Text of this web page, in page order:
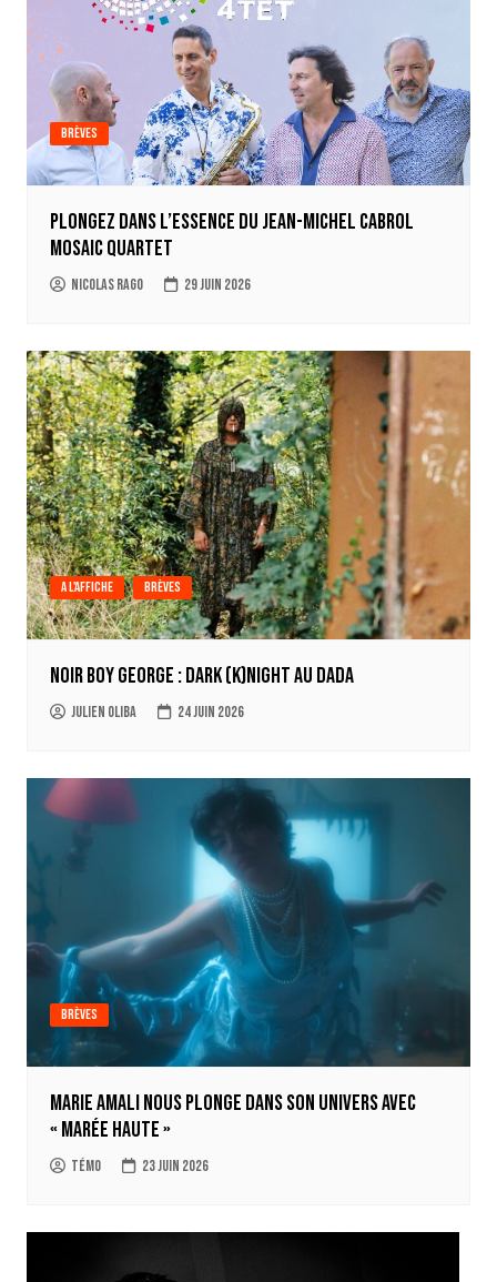
Brèves
Plongez dans l’essence du Jean-Michel Cabrol
Mosaic Quartet
Nicolas Rago 29 juin 2026
A l'affiche Brèves
Noir Boy George : Dark (k)Night au Dada
Julien Oliba 24 juin 2026
Brèves
Marie Amali nous plonge dans son univers avec
« Marée Haute »
Témo 23 juin 2026